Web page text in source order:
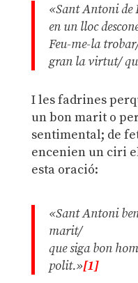
«Sant Antoni de
en un lloc
Feu-me-la
gran la virtut/
I les fadrines
un bon marit o
sentimental; de
encenien un ciri
esta oració:
«Sant Antoni
marit/
que siga bon
polit.»[1]